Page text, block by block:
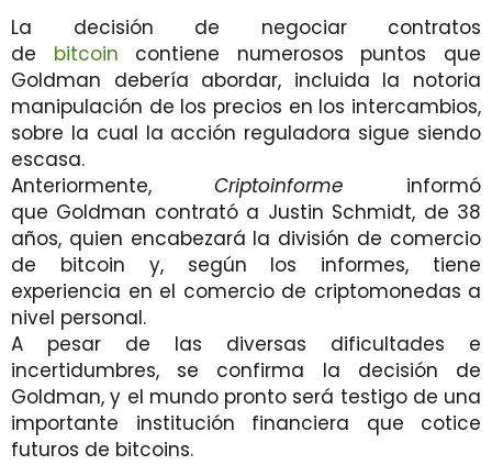
La decisión de negociar contratos
de bitcoin contiene numerosos puntos que
Goldman debería abordar, incluida la notoria
manipulación de los precios en los intercambios,
sobre la cual la acción reguladora sigue siendo
escasa.
Anteriormente, Criptoinforme informó
que Goldman contrató a Justin Schmidt, de 38
años, quien encabezará la división de comercio
de bitcoin y, según los informes, tiene
experiencia en el comercio de criptomonedas a
nivel personal.
A pesar de las diversas dificultades e
incertidumbres, se confirma la decisión de
Goldman, y el mundo pronto será testigo de una
importante institución financiera que cotice
futuros de bitcoins.